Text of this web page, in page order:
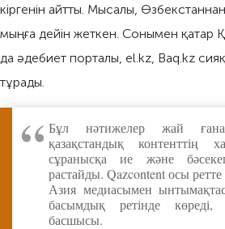
кіргенін айтты. Мысалы,
мыңға дейін жеткен. Сонымен қатар
да әдебиет порталы, el.kz, Baq.kz
тұрады.
Бұл нәтижелер жай
қазақстандық контенттің
сұранысқа ие және
растайды. Qazcontent осы
Азия медиасымен
басымдық ретінде
басшысы.